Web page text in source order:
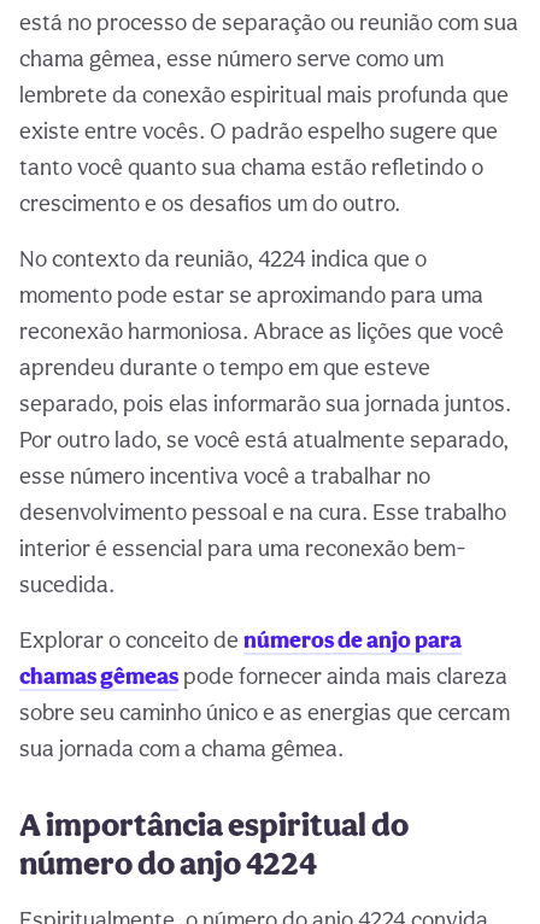
está no processo de separação ou reunião com sua
chama gêmea, esse número serve como um
lembrete da conexão espiritual mais profunda que
existe entre vocês. O padrão espelho sugere que
tanto você quanto sua chama estão refletindo o
crescimento e os desafios um do outro.
No contexto da reunião, 4224 indica que o
momento pode estar se aproximando para uma
reconexão harmoniosa. Abrace as lições que você
aprendeu durante o tempo em que esteve
separado, pois elas informarão sua jornada juntos.
Por outro lado, se você está atualmente separado,
esse número incentiva você a trabalhar no
desenvolvimento pessoal e na cura. Esse trabalho
interior é essencial para uma reconexão bem-
sucedida.
Explorar o conceito de números de anjo para
chamas gêmeas pode fornecer ainda mais clareza
sobre seu caminho único e as energias que cercam
sua jornada com a chama gêmea.
A importância espiritual do
número do anjo 4224